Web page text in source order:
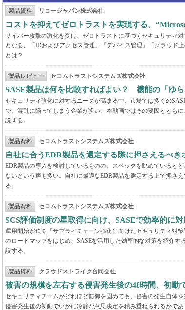
製品資料 リコージャパン株式会社
コストを抑えてゼロトラストを実現する、
サイバー攻撃の激化を受け、ゼロトラストに基づくセキュリティ
となる、「IDおよびアクセス管理」「デバイス管理」「クラウド
とは？
製品レビュー セコムトラストシステムズ株式会社
SASE製品は何を比較すればよい？ 機能の「ゆ
セキュリティ強化に対するニーズが高まる中、市場では多くの
で、混乱に陥ってしまう企業が多い。本動画ではその要因ととも
説する。
製品資料 セコムトラストシステムズ株式会社
自社に合うEDR製品を選定する際に押さえるべき
EDR製品の導入を検討しているものの、スペックを眺めていると
ないという声も多い。自社に最適なEDR製品を選定する上で押さ
る。
製品資料 セコムトラストシステムズ株式会社
SCS評価制度の星取得に向け、SASEで効率的に
運用開始が迫る「サプライチェーン強化に向けたセキュリティ対
のロードマップをはじめ、SASEを活用した効率的な対策を紹介す
説する。
製品資料 クラウドストライク合同会社
被害の規模を左右する侵害発生後の48時間、初動
セキュリティチームがどれほど防御を固めても、侵害の発生自体
侵害発生後の初動でいかに冷静な意思決定を積み重ねられるかで